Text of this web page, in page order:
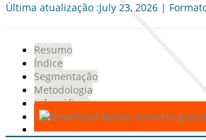
Última atualização :July 23, 2026 |
Resumo
Índice
Segmentação
Metodologia
Infográficos
Baixar amostra